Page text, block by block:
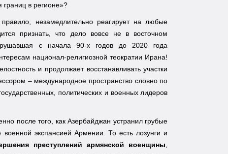
границ в регионе»?
незамедлительно реагирует на любые
признать, что дело вовсе не в восточном
с начала 90-х годов до 2020 года
национал-религиозной теократии Ирана!
и продолжает восстанавливать участки
– международное пространство словно по
политических и военных лидеров
после того, как Азербайджан устранил грубые
экспансией Армении. То есть лозунги и
преступлений армянской военщины